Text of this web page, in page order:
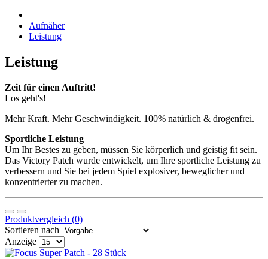
Aufnäher
Leistung
Leistung
Zeit für einen Auftritt!
Los geht's!
Mehr Kraft. Mehr Geschwindigkeit. 100% natürlich & drogenfrei.
Sportliche Leistung
Um Ihr Bestes zu geben, müssen Sie körperlich und geistig fit sein.
Das Victory Patch wurde entwickelt, um Ihre sportliche Leistung zu
verbessern und Sie bei jedem Spiel explosiver, beweglicher und
konzentrierter zu machen.
Produktvergleich (0)
Sortieren nach
Anzeige